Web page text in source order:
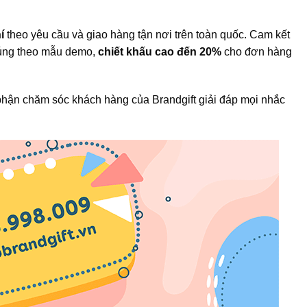
theo yêu cầu và giao hàng tận nơi trên toàn quốc. Cam kết
theo mẫu demo, chiết khấu cao đến 20%cho đơn hàng
chăm sóc khách hàng của Brandgift giải đáp mọi nhắc